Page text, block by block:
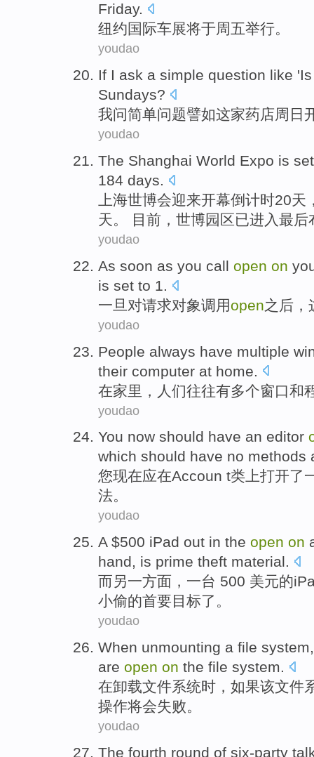
Friday.
纽约国际车展将于周五举行。
youdao
If I ask a simple question like
Sundays?
我问简单问题譬如这家药店周日
youdao
The Shanghai World Expo is
184 days.
上海世博会迎来开幕倒计时20天
天。 目前，世博园区已进入最后
youdao
As soon as you call open on
is set to 1.
一旦 对请求对象调用open之后，
youdao
People always have multiple
their computer at home
在家里 ， 人们往往有多个窗口和
youdao
You now should have an editor
which should have no methods
您现在应在Accoun t类上打开了
法。
youdao
A$500 iPad out in the open on
hand, is prime theft material.
而另一方面， 一台 500 美元的
小偷的首要目标了。
youdao
When unmounting a file system
are open on the file system.
在卸载文件系统时， 如果该文件
操作将会失败。
youdao
The fourth round of six-party